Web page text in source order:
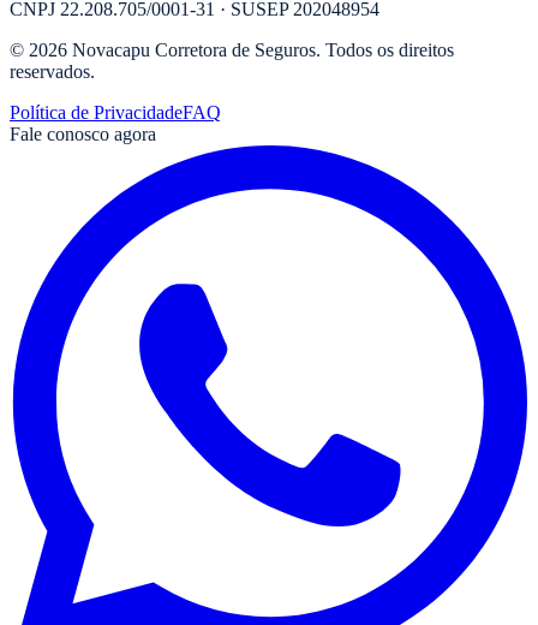
CNPJ 22.208.705/0001-31 · SUSEP 202048954
© 2026 Novacapu Corretora de Seguros. Todos os direitos
reservados.
Política de PrivacidadeFAQ
Fale conosco agora